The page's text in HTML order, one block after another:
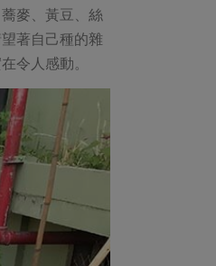
麥、黃豆、絲
著自己種的雜
令人感動。